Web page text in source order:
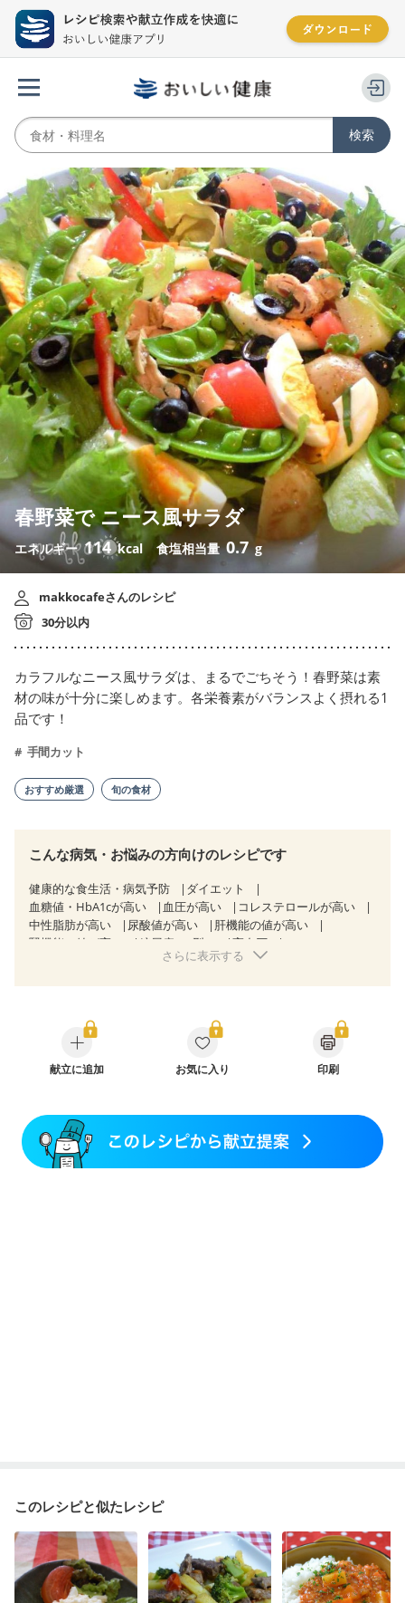
春野菜で ニース風サラダ
エネルギー114 kcal 食塩相当量0.7 g
makkocafeさんのレシピ
30分以内
カラフルなニース風サラダは、まるでごちそう！春野菜は素
材の味が十分に楽しめます。各栄養素がバランスよく摂れる1
品です！
手間カット
おすすめ厳選 旬の食材
こんな病気・お悩みの方向けのレシピです
健康的な食生活・病気予防
ダイエット
血糖値・HbA1cが高い
血圧が高い
コレステロールが高い
中性脂肪が高い
尿酸値が高い
肝機能の値が高い
腎機能の値が高い
糖尿病（2型）
高血圧
慢性膵炎（移行期・寛解期）
糖尿病性腎症（第３期）
CKD（ステージ１）
CKD（ステージ２）
乳がん（抗がん剤治療中）
乳がん（ホルモン療法中）
乳がん（放射線治療中）
妊婦健診・血圧が気になる（初期）
妊婦健診・血糖値が気になる（初期）
妊娠高血圧(中期)
妊娠糖尿病(初期)
さらに表示する
献立に追加 お気に入り 印刷
このレシピと似たレシピ